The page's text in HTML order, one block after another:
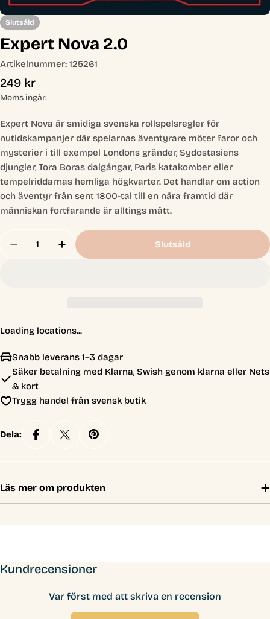
Slutsåld
Expert Nova 2.0
Artikelnummer: 125261
Ordinarie
pris
249 kr
Moms ingår.
Expert Nova är smidiga svenska rollspelsregler för
nutidskampanjer där spelarnas äventyrare möter faror och
mysterier i till exempel Londons gränder, Sydostasiens
djungler, Tora Boras dalgångar, Paris katakomber eller
tempelriddarnas hemliga högkvarter. Det handlar om action
och äventyr från sent 1800-tal till en nära framtid där
människan fortfarande är alltings mått.
Minska Antal För Expert Nova 2.0
Öka Antal För Expert Nova 2.0
Slutsåld
Loading locations...
Snabb leverans 1–3 dagar
Säker betalning med Klarna, Swish genom klarna eller Nets
& kort
Trygg handel från svensk butik
Dela:
Läs mer om produkten
Kundrecensioner
Var först med att skriva en recension